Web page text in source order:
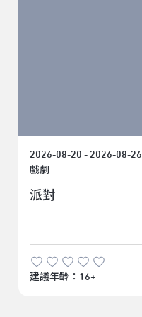
2026-08-20 - 2026-08-26
戲劇
派對
建議年齡：16+